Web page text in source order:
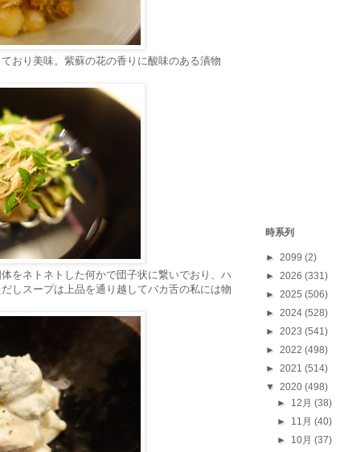
おり美味。紫蘇の花の香りに酸味のある漬物
をネトネトした何かで団子状に繋いでおり、ハ
しスープは上品を通り越してバカ舌の私には物
時系列
► 2099 (2)
► 2026 (331)
► 2025 (506)
► 2024 (528)
► 2023 (541)
► 2022 (498)
► 2021 (514)
▼ 2020 (498)
► 12月(38)
► 11月(40)
► 10月(37)